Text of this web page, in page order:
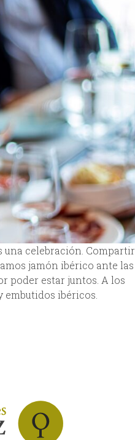
una celebración. Compartir
jamón ibérico ante las
poder estar juntos. A los
embutidos ibéricos.